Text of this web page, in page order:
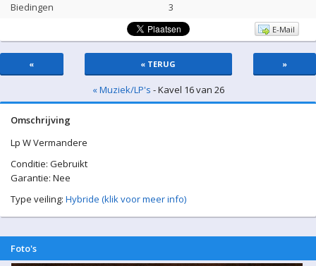
Biedingen
3
E-Mail
« « TERUG »
« Muziek/LP's - Kavel 16 van 26
Omschrijving
Lp W Vermandere
Conditie: Gebruikt
Garantie: Nee
Type veiling: Hybride (klik voor meer info)
Foto's